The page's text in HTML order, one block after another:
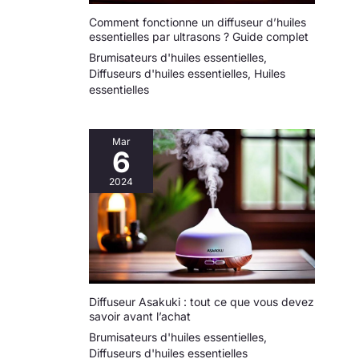
à créer une
atmosphère
dans votre maison
ou votre bureau.
fluide et une satisfaction
client.
Comment fonctionne un diffuseur d’huiles
essentielles par ultrasons ? Guide complet
Brumisateurs d'huiles essentielles,
Diffuseurs d'huiles essentielles, Huiles
essentielles
Mar
6
2024
Diffuseur Asakuki : tout ce que vous devez
savoir avant l’achat
Brumisateurs d'huiles essentielles,
Diffuseurs d'huiles essentielles